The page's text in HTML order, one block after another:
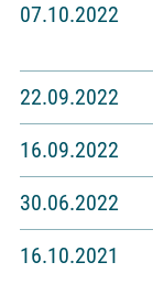
07.10.2022
22.09.2022
16.09.2022
30.06.2022
16.10.2021